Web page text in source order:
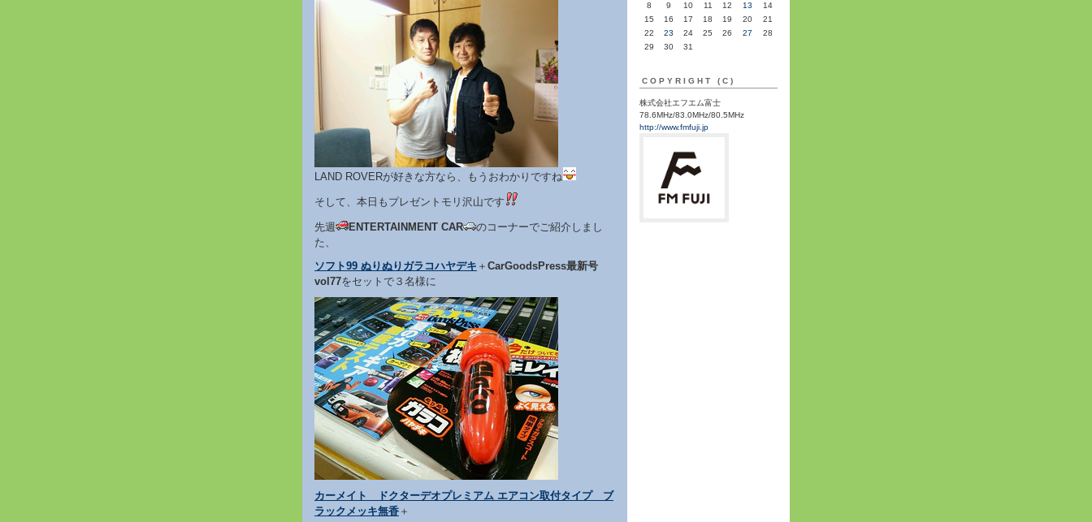
LAND ROVERが好きな方なら、もうおわかりですね
そして、本日もプレゼントモリ沢山です
先週 ENTERTAINMENT CAR
のコーナーでご紹介しまし
た、
ソフト99 ぬりぬりガラコハヤデキ ＋ CarGoodsPress最新号
vol77をセットで３名様に
カーメイト ドクターデオプレミアム エアコン取付タイプ ブ
ラックメッキ無香 ＋
8
9 10 11 12 13
14
15
16 17 18 19 20
21
22
23 24 25 26 27
28
29
30 31
COPYRIGHT (C)
株式会社エフエム富士
78.6MHz/83.0MHz/80.5MHz
http://www.fmfuji.jp